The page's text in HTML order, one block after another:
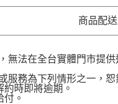
商品配
無法在全台實體門市提
服務為下列情形之一，恕
時即將逾期。
。